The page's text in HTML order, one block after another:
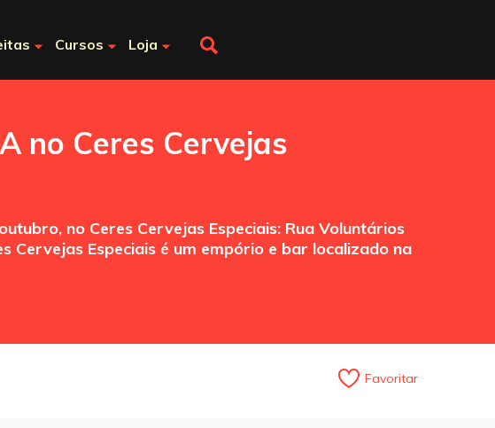
Cursos Loja
no Ceres Cervejas
no Ceres Cervejas Especiais: Rua Voluntários
Cervejas Especiais é um empório e bar localizado na
Favoritar